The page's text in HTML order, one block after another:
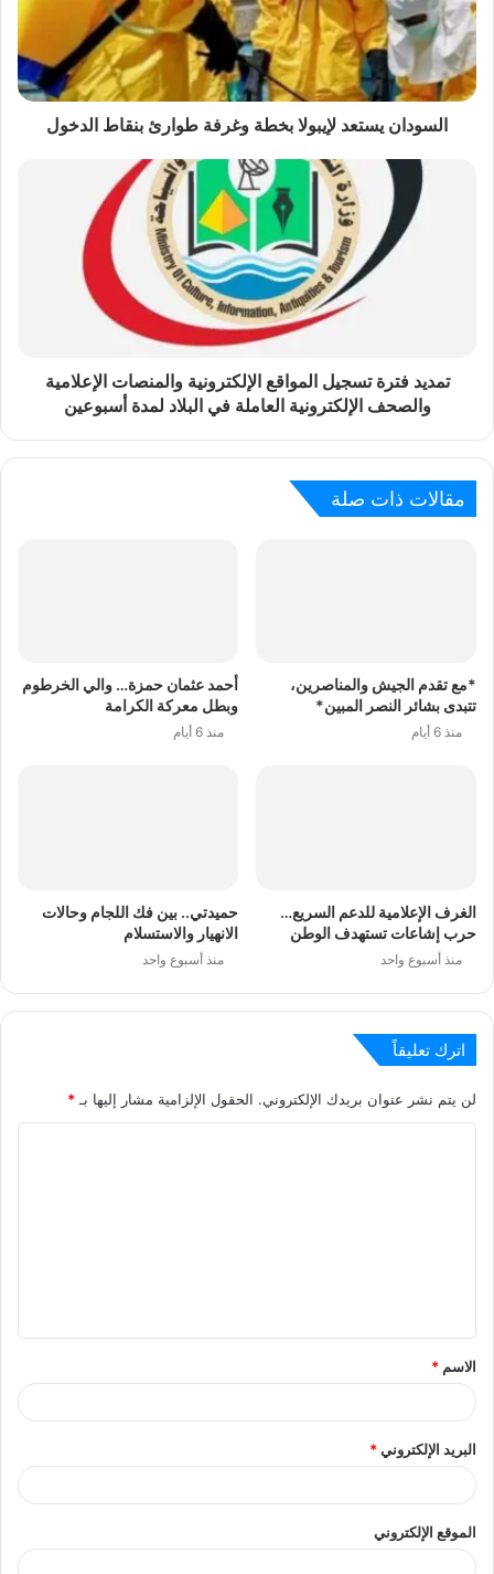
السودان يستعد لإيبولا بخطة وغرفة طوارئ بنقاط الدخول
تمديد فترة تسجيل المواقع الإلكترونية والمنصات الإعلامية
والصحف الإلكترونية العاملة في البلاد لمدة أسبوعين
مقالات ذات صلة
*مع تقدم الجيش والمناصرين،
تتبدى بشائر النصر المبين*
منذ 6 أيام
أحمد عثمان حمزة… والي الخرطوم
وبطل معركة الكرامة
منذ 6 أيام
الغرف الإعلامية للدعم السريع…
حرب إشاعات تستهدف الوطن
منذ أسبوع واحد
حميدتي.. بين فك اللجام وحالات
الانهيار والاستسلام
منذ أسبوع واحد
اترك تعليقاً
لن يتم نشر عنوان بريدك الإلكتروني. الحقول الإلزامية مشار إليها بـ*
ق
*
الاسم *
البريد الإلكتروني*
الموقع الإلكتروني